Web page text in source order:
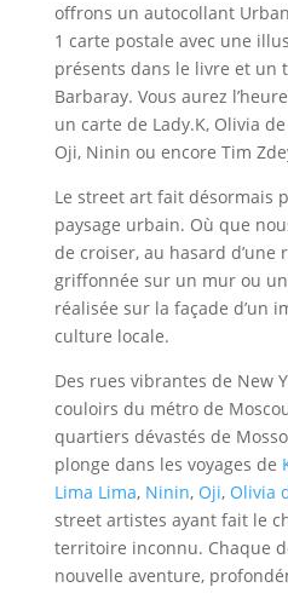
offrons un autocollant
1 carte postale avec une
présents dans le livre et un
Barbaray. Vous aurez
un carte de Lady.K, Olivia
Oji, Ninin ou encore Tim
Le street art fait désormais
paysage urbain. Où que
de croiser, au hasard d’une
griffonnée sur un mur ou
réalisée sur la façade d’un
culture locale.
Des rues vibrantes de New
couloirs du métro de
quartiers dévastés de
plonge dans les voyages de
Lima Lima, Ninin, Oji, Olivia
street artistes ayant fait le
territoire inconnu. Chaque
nouvelle aventure,